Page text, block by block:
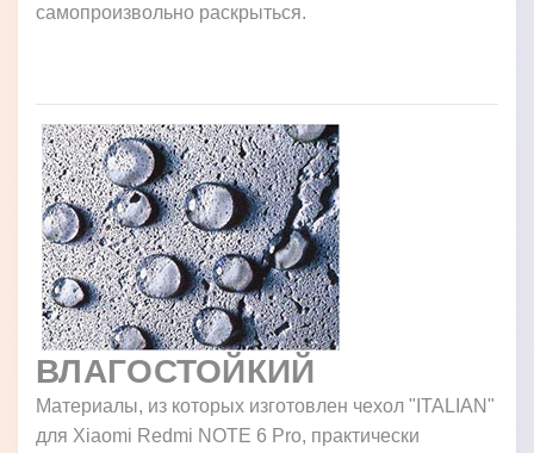
самопроизвольно раскрыться.
ВЛАГОСТОЙКИЙ
Материалы, из которых изготовлен чехол "ITALIAN"
для Xiaomi Redmi NOTE 6 Pro, практически